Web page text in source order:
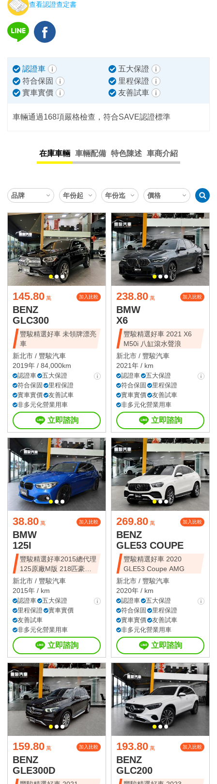
查看認證查定書
認證車
五大保證
符合保固
里程保證
實車實價
友善試車
車輛通過168項嚴格檢查，符合SAVE認證標準
在庫車輛 車輛配備 特色陳述 車商介紹
145.80 萬 加入比較
BENZ
GLC300
豐駿精選好車 未領牌漂亮
車
新北市 / 豐駿汽車
2019年 / 84,000km
認證車
五大保證
符合保固
里程保證
實車實價
友善試車
非多元化營業用車
立即諮詢
238.80 萬 加入比較
BMW
X6
豐駿精選好車 2021 X6
M50i 八缸滾水聲浪
新北市 / 豐駿汽車
2021年 / km
認證車
五大保證
符合保固
里程保證
實車實價
友善試車
非多元化營業用車
立即諮詢
38.80 萬 加入比較
BMW
125I
豐駿精選好車2015總代理
125原廠M版 218匹豪華
動力
新北市 / 豐駿汽車
2015年 / km
認證車
五大保證
里程保證
實車實價
友善試車
非多元化營業用車
立即諮詢
269.80 萬 加入比較
BENZ
GLE53 COUPE
豐駿精選好車 2020
GLE53 Coupe AMG
新北市 / 豐駿汽車
2020年 / km
認證車
五大保證
符合保固
里程保證
實車實價
友善試車
非多元化營業用車
立即諮詢
159.80 萬 加入比較
BENZ
GLE300D
193.80 萬 加入比較
BENZ
GLC200